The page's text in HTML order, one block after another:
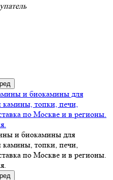
и биокамины для
камины, топки, печи,
по Москве и в регионы.